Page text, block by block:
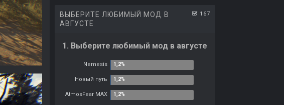
167
ВЫБЕРИТЕ ЛЮБИМЫЙ МОД В
АВГУСТЕ
1. Выберите любимый мод в августе
Nemesis
Новый путь
AtmosFear MAX